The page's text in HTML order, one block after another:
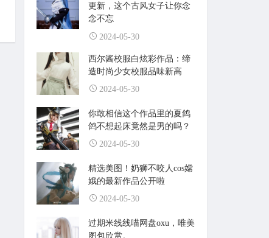
更新，这个古风女子让你念
念不忘
2024-05-30
西尔酱校服白炫彩作品：缔
造时尚少女校服品味新高
2024-05-30
你敢相信这个作品里的夏鸽
鸽不想起床竟然是男的吗？
2024-05-30
精选美图！奶狮不咬人cos嫦
娥的最新作品公开啦
2024-05-30
过期米线线喵网盘oxu，唯美
图包欣赏。